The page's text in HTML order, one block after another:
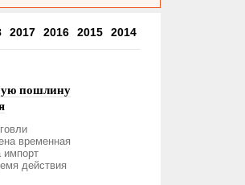
2017 2016 2015 2014
пошлину
временная
импорт
действия